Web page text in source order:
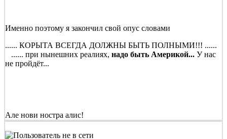
Именно поэтому я закончил свой опус словами
...... КОРЫТА ВСЕГДА ДОЛЖНЫ БЫТЬ ПОЛНЫМИ!!! ......
...... при нынешних реалиях, надо быть Америкой... У нас
не пройдёт...
Але нови ностра алис!